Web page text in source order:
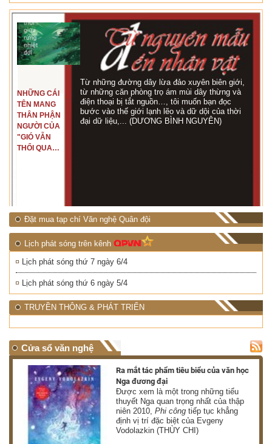
NHỮNG CÁI
TÊN MANG
THÂN PHẬN
NGƯỜI CỦA
"GIÓ VẪN
THỔI QUA
Từ những đường dây lừa đảo xuyên biên giới,
từ những căn phòng trọ ám mùi dây thừng và
điện thoại bị tắt nguồn…, tôi muốn bạn đọc
bước vào thế giới lạnh lẽo và dữ dội của thời
đại dữ liệu,... (DƯƠNG BÌNH NGUYÊN)
Đặt mua tạp chí Văn nghệ Quân đội
Lịch phát sóng trên kênh
Lịch phát sóng thứ 7 ngày 6/4
Lịch phát sóng thứ 6 ngày 5/4
TRUYỀN THÔNG & PHÁT TRIỂN
Cửa sổ văn nghệ
Ra mắt tác phẩm tiêu biểu của văn học
Nga đương đại
Được xem là một trong những tiểu
thuyết Nga quan trọng nhất của thập
niên 2010,Phi công tiếp tục khẳng
định vị trí đặc biệt của Evgeny
Vodolazkin (THÙY CHI)